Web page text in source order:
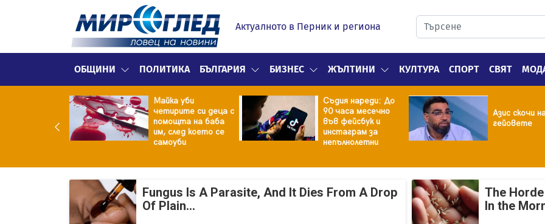
Актуалното в Перник и региона
ОБЩИНИ ПОЛИТИКА БЪЛГАРИЯ БИЗНЕС ЖЪЛТИНИ КУЛТУРА СПОРТ СВЯТ
и полово
Майка уби
четирите си деца с
помощта на баба
им, след което се
самоуби
Съдия нареди: До
90 часа месечно
във фейсбук и
инстаграм за
непълнолетни
Азис скочи
гейовете
Fungus Is A Parasite, And It Dies From A Drop
Of Plain...
The
In the